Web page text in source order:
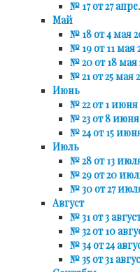
№ 17 от 27
Май
№ 18 от 4 мая
№ 19 от 11 мая
№ 20 от 18 мая
№ 21 от 25 мая
Июнь
№ 22 от 1 июня
№ 23 от 8 июня
№ 24 от 15
Июль
№ 28 от 13
№ 29 от 20
№ 30 от 27
Август
№ 31 от 3
№ 32 от 10
№ 34 от 24
№ 35 от 31